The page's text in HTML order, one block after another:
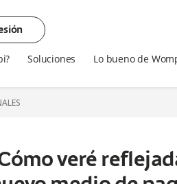
Soluciones Lo bueno de
veré